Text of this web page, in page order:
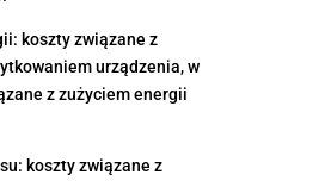
koszty związane z
urządzenia, w
z zużyciem energii
koszty związane z